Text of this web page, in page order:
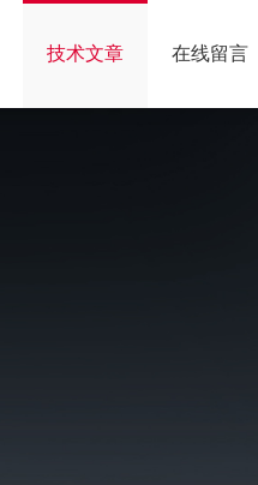
技术文章 在线留言